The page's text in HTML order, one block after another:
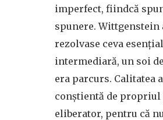
imperfect, fiindcă
spunere. Wittgenstein
rezolvase ceva
intermediară, un soi
era parcurs. Calitatea
conștientă de
eliberator, pentru că